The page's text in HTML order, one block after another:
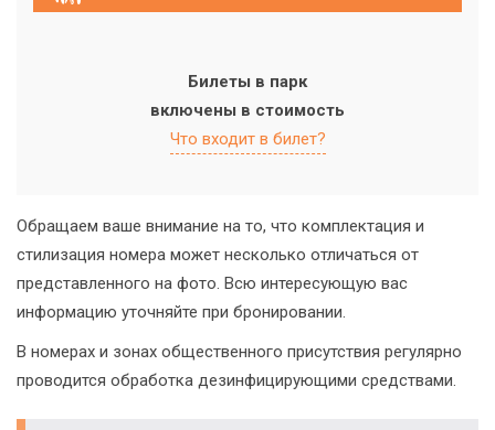
Билеты в парк
включены в стоимость
Что входит в билет?
Обращаем ваше внимание на то, что комплектация и
стилизация номера может несколько отличаться от
представленного на фото. Всю интересующую вас
информацию уточняйте при бронировании.
В номерах и зонах общественного присутствия регулярно
проводится обработка дезинфицирующими средствами.